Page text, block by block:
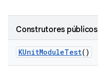
Construtores públicos
KUnitModuleTest()